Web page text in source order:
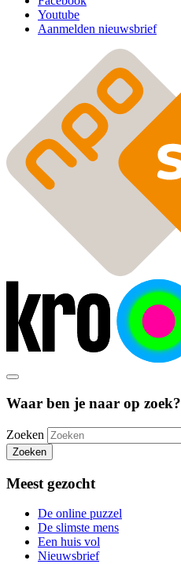
Youtube
Aanmelden nieuwsbrief
Waar ben je naar op zoek?
Zoeken
Zoeken
Meest gezocht
De online puzzel
De slimste mens
Een huis vol
Nieuwsbrief